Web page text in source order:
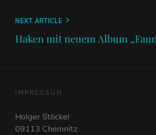
Next
Post
NEXT ARTICLE
Haken mit neuem Album
IMPRESSUM
Holger Stöckel
09113 Chemnitz